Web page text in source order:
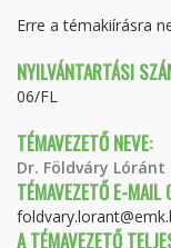
Erre a témakiírásra
NYILVÁNTARTÁSI
06/FL
TÉMAVEZETŐ NEVE:
Dr. Földváry Lóránt
TÉMAVEZETŐ E-MAIL
A TÉMAVEZETŐ